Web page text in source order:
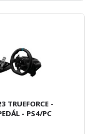
TRUEFORCE -
- PS4/PC